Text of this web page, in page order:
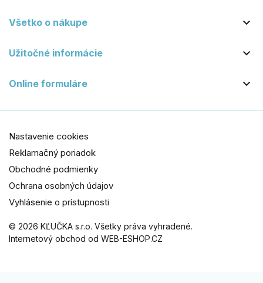
Všetko o nákupe 
Užitočné informácie 
Online formuláre 
© 2026 KĽUČKA s.r.o. Všetky práva vyhradené.
Internetový obchod od WEB-ESHOP.CZ
Nastavenie cookies
Reklamačný poriadok
Obchodné podmienky
Ochrana osobných údajov
Vyhlásenie o prístupnosti